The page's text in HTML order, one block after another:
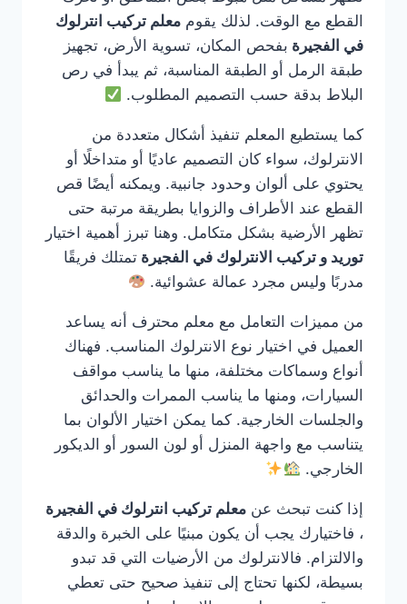
القطع مع الوقت. لذلك يقوم معلم تركيب انترلوك
في الفجيرة بفحص المكان، تسوية الأرض، تجهيز
طبقة الرمل أو الطبقة المناسبة، ثم يبدأ في رص
البلاط بدقة حسب التصميم المطلوب.
كما يستطيع المعلم تنفيذ أشكال متعددة من
الانترلوك، سواء كان التصميم عاديًا أو متداخلًا أو
يحتوي على ألوان وحدود جانبية. ويمكنه أيضًا قص
القطع عند الأطراف والزوايا بطريقة مرتبة حتى
تظهر الأرضية بشكل متكامل. وهنا تبرز أهمية اختيار
توريد و تركيب الانترلوك في الفجيرة تمتلك فريقًا
مدربًا وليس مجرد عمالة عشوائية.
من مميزات التعامل مع معلم محترف أنه يساعد
العميل في اختيار نوع الانترلوك المناسب. فهناك
أنواع وسماكات مختلفة، منها ما يناسب مواقف
السيارات، ومنها ما يناسب الممرات والحدائق
والجلسات الخارجية. كما يمكن اختيار الألوان بما
يتناسب مع واجهة المنزل أو لون السور أو الديكور
الخارجي.
إذا كنت تبحث عن معلم تركيب انترلوك في الفجيرة
، فاختيارك يجب أن يكون مبنيًا على الخبرة والدقة
والالتزام. فالانترلوك من الأرضيات التي قد تبدو
بسيطة، لكنها تحتاج إلى تنفيذ صحيح حتى تعطي